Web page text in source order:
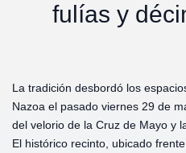
fulías y
La tradición desbordó los
Nazoa el pasado viernes 29 de
del velorio de la Cruz de Mayo y
El histórico recinto, ubicado